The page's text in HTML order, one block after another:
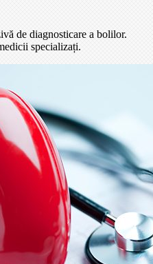
de diagnosticare a bolilor.
specializați.